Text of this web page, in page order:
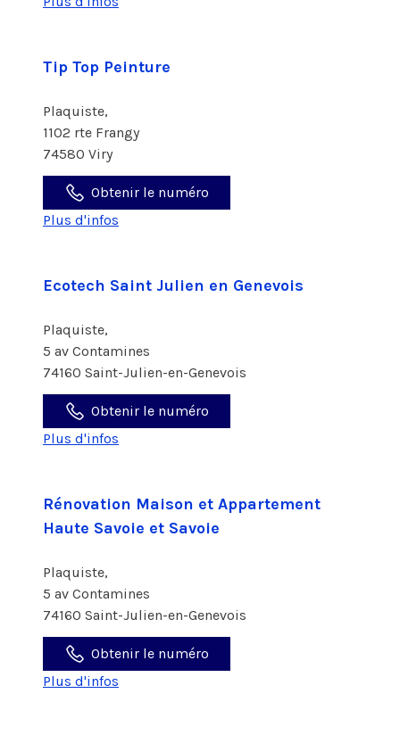
Tip Top Peinture
Plaquiste,
1102 rte Frangy
74580 Viry
Obtenir le numéro
Plus d'infos
Ecotech Saint Julien en Genevois
Plaquiste,
5 av Contamines
74160 Saint-Julien-en-Genevois
Obtenir le numéro
Plus d'infos
Rénovation Maison et Appartement
Haute Savoie et Savoie
Plaquiste,
5 av Contamines
74160 Saint-Julien-en-Genevois
Obtenir le numéro
Plus d'infos